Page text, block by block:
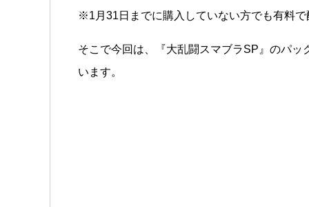
※1月31日までに購入していない方でも有料
そこで今回は、『大乱闘スマブラSP』のパ
います。